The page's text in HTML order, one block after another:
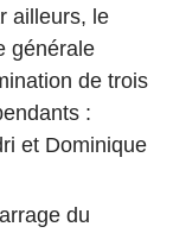
ailleurs, le
générale
de trois
:
et Dominique
du